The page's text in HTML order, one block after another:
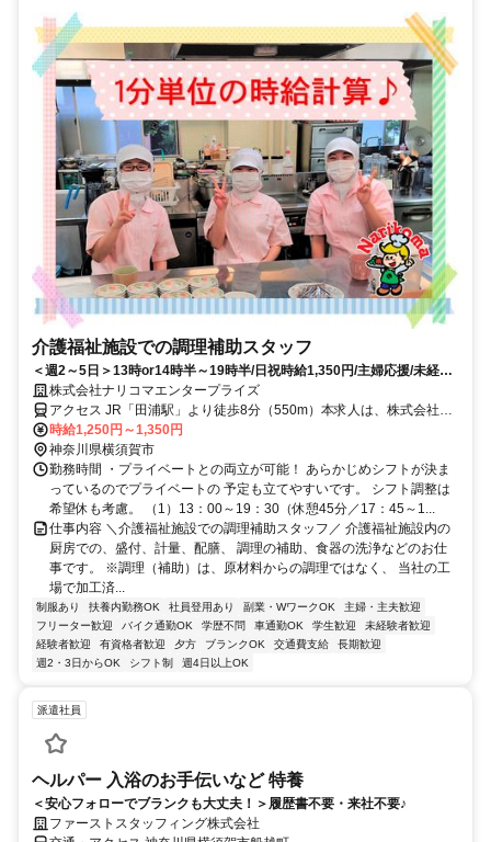
介護福祉施設での調理補助スタッフ
＜週2～5日＞13時or14時半～19時半/日祝時給1,350円/主婦応援/未経験
OK/調理アシスタント
株式会社ナリコマエンタープライズ
アクセス JR「田浦駅」より徒歩8分（550m）本求人は、株式会社ナ
リコマホールディングスのグループ企業である『株式会社ナリコマエ
ンタープライズ』での雇用となります。 なお、勤務地は請負先施設
となり、請負業務での就業となります。
時給1,250円～1,350円
神奈川県横須賀市
勤務時間 ・プライベートとの両立が可能！ あらかじめシフトが決ま
っているのでプライベートの 予定も立てやすいです。 シフト調整は
希望休も考慮。 （1）13：00～19：30（休憩45分／17：45～1...
仕事内容 ＼介護福祉施設での調理補助スタッフ／ 介護福祉施設内の
厨房での、盛付、計量、配膳、 調理の補助、食器の洗浄などのお仕
事です。 ※調理（補助）は、原材料からの調理ではなく、 当社の工
場で加工済...
制服あり 扶養内勤務OK 社員登用あり 副業・WワークOK
主婦・主夫歓迎
フリーター歓迎
バイク通勤OK 学歴不問 車通勤OK 学生歓迎
未経験者歓迎
経験者歓迎
有資格者歓迎 夕方 ブランクOK 交通費支給
長期歓迎
週2・3日からOK
シフト制 週4日以上OK
派遣社員
ヘルパー 入浴のお手伝いなど 特養
＜安心フォローでブランクも大丈夫！＞履歴書不要・来社不要♪
ファーストスタッフィング株式会社